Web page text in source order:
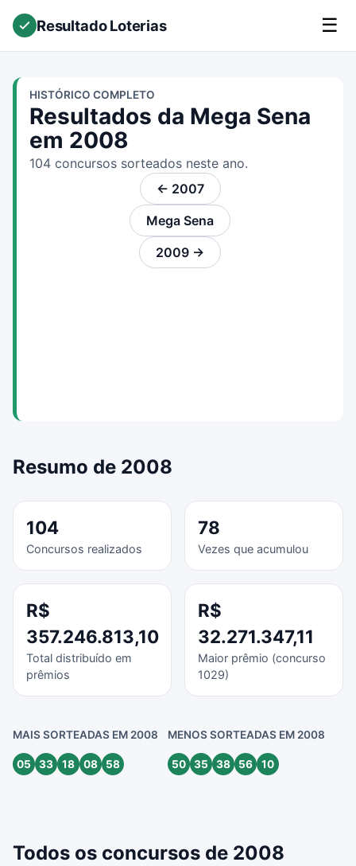
Resultado Loterias ☰
HISTÓRICO COMPLETO
Resultados da Mega Sena
em 2008
104 concursos sorteados neste ano.
← 2007
Mega Sena
2009 →
Resumo de 2008
104
Concursos realizados
78
Vezes que acumulou
R$
357.246.813,10
Total distribuído em
prêmios
R$
32.271.347,11
Maior prêmio (concurso
1029)
MAIS SORTEADAS EM 2008
05 33 18 08 58
MENOS SORTEADAS EM 2008
50 35 38 56 10
Todos os concursos de 2008